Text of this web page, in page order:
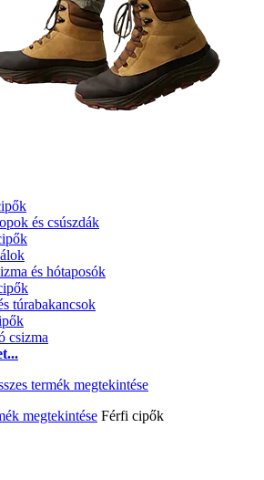
és csúszdák
és hótaposók
túrabakancsok
csizma
megtekintése Férfi cipők